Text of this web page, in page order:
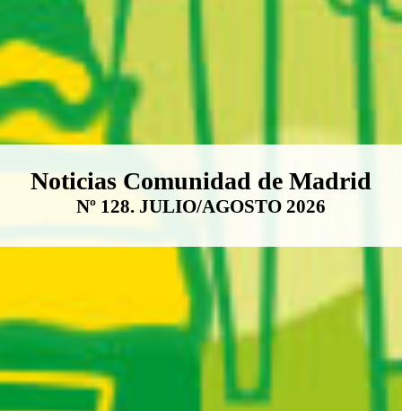
Boletín Noticias Comunidad de
Noticias Comunidad de Madrid
Nº 128. JULIO/AGOSTO 2026